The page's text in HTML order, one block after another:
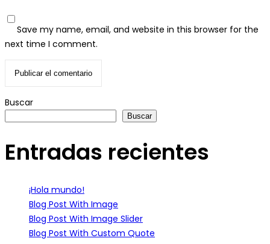
Save my name, email, and website in this browser for the
next time I comment.
Buscar
Buscar
Entradas recientes
¡Hola mundo!
Blog Post With Image
Blog Post With Image Slider
Blog Post With Custom Quote